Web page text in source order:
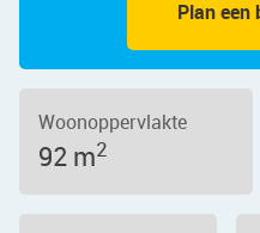
Plan een
Woonoppervlakte
92 m2